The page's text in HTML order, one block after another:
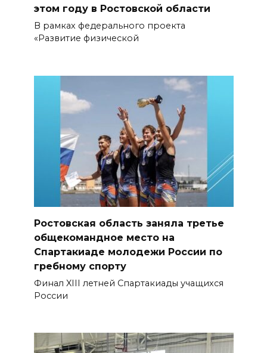
этом году в Ростовской области
В рамках федерального проекта
«Развитие физической
Ростовская область заняла третье
общекомандное место на
Спартакиаде молодежи России по
гребному спорту
Финал XIII летней Спартакиады учащихся
России